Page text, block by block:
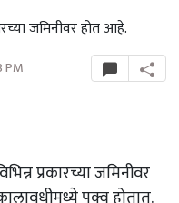
जमिनीवर होत आहे.
PM
प्रकारच्या जमिनीवर